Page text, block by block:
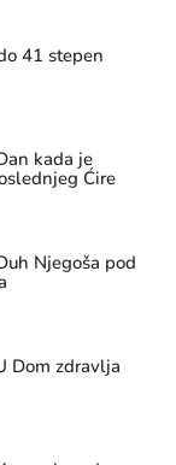
41 stepen
kada je
Ćire
Njegoša pod
Dom zdravlja